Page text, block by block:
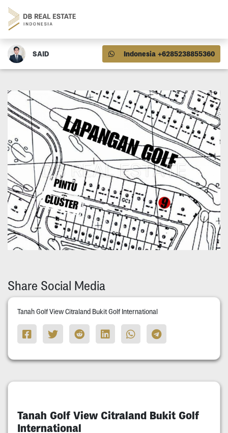
SAID Indonesia +6285238855360
Share Social Media
Tanah Golf View Citraland Bukit Golf International
Tanah Golf View Citraland Bukit Golf
International